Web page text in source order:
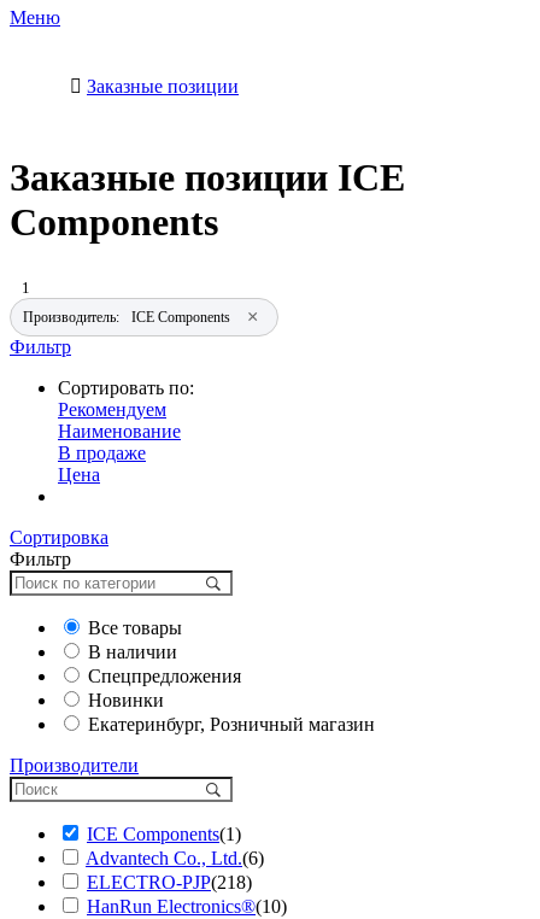
Меню
Заказные позиции
Заказные позиции ICE
Components
1
Производитель: ICE Components
×
Фильтр
Сортировать по:
Рекомендуем
Наименование
В продаже
Цена
Сортировка
Фильтр
Все товары
В наличии
Спецпредложения
Новинки
Екатеринбург, Розничный магазин
Производители
ICE Components(1)
Advantech Co., Ltd.(6)
ELECTRO-PJP(218)
HanRun Electronics®(10)